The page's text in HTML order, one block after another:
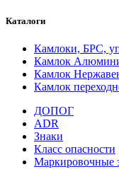
Каталоги
Камлоки, БРС,
Камлок
Камлок
Камлок
ДОПОГ
ADR
Знаки
Класс опасности
Маркировочные